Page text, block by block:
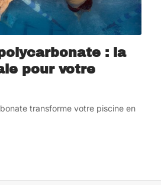
: la
pour votre
transforme votre piscine en